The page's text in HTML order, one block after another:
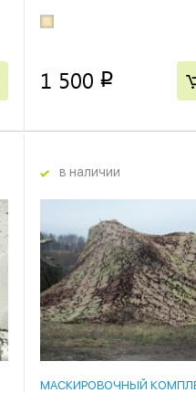
1 500 p
в наличии
15 %
МАСКИРОВОЧНЫЙ